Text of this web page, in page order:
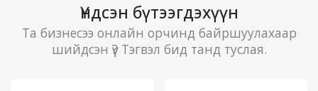
Үндсэн бүтээгдэхүүн
Та бизнесээ онлайн орчинд байршуулахаар
шийдсэн үү? Тэгвэл бид танд туслая.